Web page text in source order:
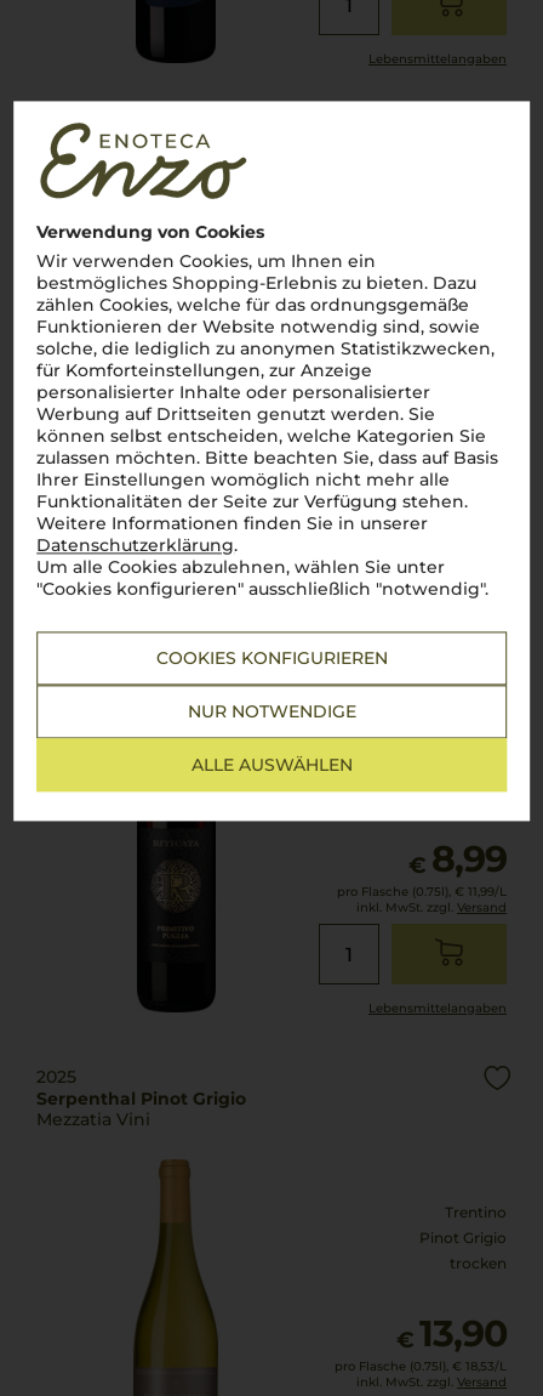
Verwendung von Cookies
Wir verwenden Cookies, um Ihnen ein
bestmögliches Shopping-Erlebnis zu bieten. Dazu
zählen Cookies, welche für das ordnungsgemäße
Funktionieren der Website notwendig sind, sowie
solche, die lediglich zu anonymen Statistikzwecken,
für Komforteinstellungen, zur Anzeige
personalisierter Inhalte oder personalisierter
Werbung auf Drittseiten genutzt werden. Sie
können selbst entscheiden, welche Kategorien Sie
zulassen möchten. Bitte beachten Sie, dass auf Basis
Ihrer Einstellungen womöglich nicht mehr alle
Funktionalitäten der Seite zur Verfügung stehen.
Weitere Informationen finden Sie in unserer
Datenschutzerklärung.
Um alle Cookies abzulehnen, wählen Sie unter
"Cookies konfigurieren" ausschließlich "notwendig".
COOKIES KONFIGURIEREN
NUR NOTWENDIGE
ALLE AUSWÄHLEN
Lebensmittel­angaben
2024
Riticata Primitivo
Mezzatia Vini
Primitivo
trocken
€
pro Flasche (0.75l),
inkl. MwSt. zzgl. Versand
Lebensmittel­angaben
2025
Apulien
trocken
€ 8,99
pro Flasche (0.75l), € 11,99/L
inkl. MwSt. zzgl. Versand
Lebensmittel­angaben
2025
Serpenthal Pinot Grigio
Mezzatia Vini
Trentino
Pinot Grigio
trocken
€ 13,90
pro Flasche (0.75l), € 18,53/L
inkl. MwSt. zzgl. Versand